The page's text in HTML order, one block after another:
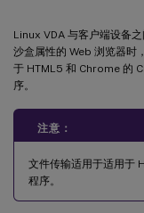
Linux VDA 与客户端设备
沙盒属性的 Web 浏览器时
于 HTML5 和 Chrome 的
序。
注意：
文件传输适用于适用于
程序。